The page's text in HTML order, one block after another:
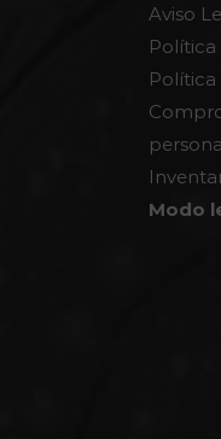
Aviso
Política
Política
Modo